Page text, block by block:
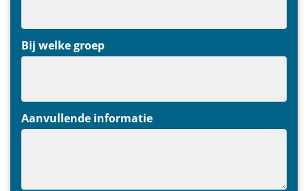
Bij welke groep
Aanvullende informatie